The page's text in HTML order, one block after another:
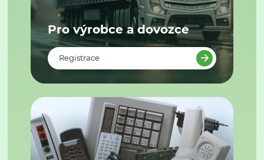
Pro výrobce a dovozce
Registrace